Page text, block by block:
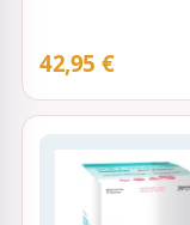
42,95 €